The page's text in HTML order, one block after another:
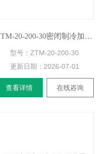
ZTM-20-200-30密闭制冷加热循环装置
型号：ZTM-20-200-30
更新日期： 2026-07-01
查看详情 在线咨询